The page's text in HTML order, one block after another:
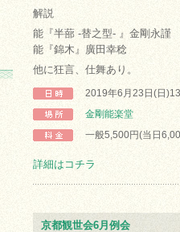
解説
能『半蔀 -替之型- 』金剛永謹
能『錦木』廣田幸稔
他に狂言、仕舞あり。
2019年6月23日(日
金剛能楽堂
一般5,500円(当日
詳細はコチラ
京都観世会6月例会